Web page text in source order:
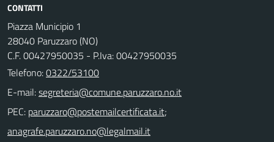
CONTATTI
Piazza Municipio 1
28040 Paruzzaro (NO)
C.F. 00427950035 - P.Iva: 00427950035
Telefono:0322/53100
E-mail:
PEC:
;